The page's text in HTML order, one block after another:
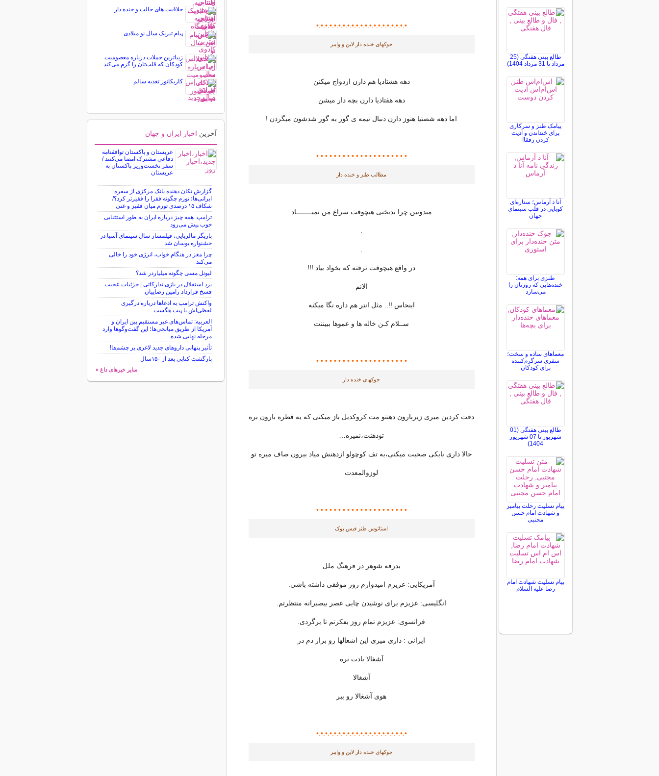
•.•.
•.•.
•.•.•.•.•.•.•.•.•.•.•.•.•.•.•.•.•
جوکهای خنده دار لاین و وایبر
دهه هشتادیا هم دارن ازدواج میکنن
دهه هفتادیا دارن بچه دار میشن
اما دهه شصتیا هنوز دارن دنبال نیمه ی گور به گور شدشون میگردن !
•.•.
•.•.
•.•.•.•.•.•.•.•.•.•.•.•.•.•.•.•.•
مطالب طنز و خنده دار
ﻣﯿﺪﻭﻧﯿﻦ ﭼﺮﺍ ﺑﺪﺑﺨﺘﯽ ﻫﯿﭽﻮﻗﺖ ﺳﺮﺍﻍ ﻣﻦ ﻧﻤﯿــــــــﺎﺩ
ﺩﺭ ﻭﺍﻗﻊ ﻫﯿﭽﻮﻗﺖ ﻧﺮﻓﺘﻪ ﮐﻪ ﺑﺨﻮﺍﺩ ﺑﯿﺎﺩ !!!
ﺍﻻﻧﻢ
ﺍﯾﻨﺠﺎﺱ !!.. ﻣﺛﻞ ﺍﻧﺘﺮ ﻫﻢ ﺩﺍﺭﻩ ﻧﮕﺎ ﻣﯿﮑﻨﻪ
ﺳــﻼﻡ ﮐـﻦ خاله ها و عموها ببیننت
•.•.
•.•.
•.•.•.•.•.•.•.•.•.•.•.•.•.•.•.•.•
جوکهای خنده دار
دقت کردین میری زیربارون دهنتو مث کروکدیل باز میکنی که یه قطره بارون بره
تودهنت،نمیره…
حالا داری بایکی صحبت میکنی،یه تف کوچولو ازدهنش میاد بیرون صاف میره تو
لوزوالمعدت
•.•.
•.•.
•.•.•.•.•.•.•.•.•.•.•.•.•.•.•.•.•
استاتوس طنز فیس بوک
بدرقه شوهر در فرهنگ ملل
آمریکایی: عزیزم امیدوارم روز موفقى داشته باشى.
انگلیسى: عزیزم براى نوشیدن چایی عصر بیصبرانه منتظرتم.
فرانسوى: عزیزم تمام روز بفکرتم تا برگردى.
ایرانی : دارى میرى این اشغالها رو بزار دم در
آشغالا یادت نره
آشغالا
هوی آشغالا رو ببر
•.•.
•.•.
•.•.•.•.•.•.•.•.•.•.•.•.•.•.•.•.•
جوکهای خنده دار لاین و وایبر
طالع بینی هفتگی (25
مرداد تا 31 مرداد 1404)
پیامک طنز و سرکاری
برای خنداندن و اذیت
کردن رفقا!
آنا د آرماس؛ ستاره‌ای
کوبایی در قلب سینمای
جهان
طنزی برای همه:
خنده‌هایی که روزتان را
می‌سازد
معماهای ساده و سخت؛
سفری سرگرم‌کننده
برای کودکان
طالع بینی هفتگی (01
شهریور تا 07 شهریور
1404)
پیام تسلیت رحلت پیامبر
و شهادت امام حسن
مجتبی
پیام تسلیت شهادت امام
رضا علیه السلام
خلاقیت های جالب و خنده دار
پیام تبریک سال نو میلادی
زیباترین جملات درباره معصومیت
کودکان که قلب‌تان را گرم می‌کند
کاریکاتور تغذیه سالم
آخرین اخبار ایران و جهان
عربستان و پاکستان توافقنامه
دفاعی مشترک امضا می‌کنند /
سفر نخست‌وزیر پاکستان به
عربستان
گزارش تکان‌ دهنده بانک مرکزی از سفره
ایرانی‌ها؛ تورم چگونه فقرا را فقیرتر کرد؟/
شکاف ۱۵ درصدی تورم میان فقیر و غنی
ترامپ: همه چیز درباره ایران به طور استثنایی
خوب پیش می‌رود
بازیگر مالزیایی، فیلمساز سال سینمای آسیا در
جشنواره بوسان شد
چرا مغز در هنگام خواب، انرژی خود را خالی
می‌کند
لیونل مسی چگونه میلیاردر شد؟
برد استقلال در بازی تدارکاتی | جزئیات عجیب
فسخ قرارداد رامین رضاییان
واکنش ترامپ به ادعاها درباره درگیری
لفظی‌اش با پیت هگست
العربیه: تماس‌های غیر مستقیم بین ایران و
آمریکا از طریق میانجی‌ها؛ این گفت‌و‌گو‌ها وارد
مرحله نهایی شده
تأثیر پنهانی داروهای جدید لاغری بر چشم‌ها!
بازگشت کتابی بعد از ۱۵۰سال
سایر خبرهای داغ »